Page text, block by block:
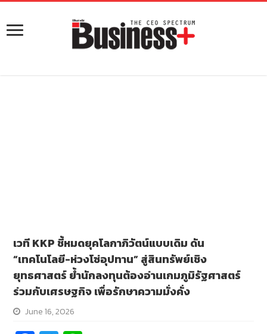
เวที KKP ชี้หมดยุคโลกาภิวัตน์แบบเดิม ดัน
“เทคโนโลยี-ห่วงโซ่อุปทาน” สู่สินทรัพย์เชิง
ยุทธศาสตร์ ย้ำนักลงทุนต้องอ่านเกมภูมิรัฐศาสตร์
ร่วมกับเศรษฐกิจ เพื่อรักษาความมั่งคั่ง
June 16, 2026